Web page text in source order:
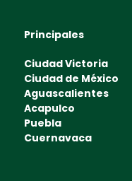
Principales
Ciudad Victoria
Ciudad de México
Aguascalientes
Acapulco
Puebla
Cuernavaca